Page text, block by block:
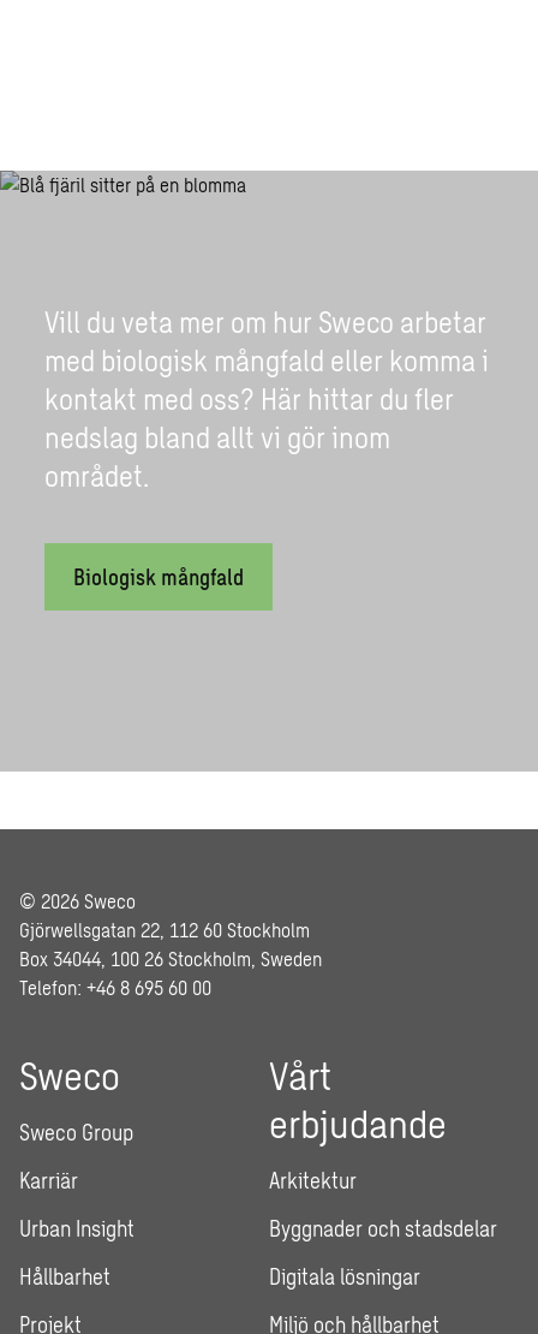
Vill du veta mer om hur Sweco arbetar
med biologisk mångfald eller komma i
kontakt med oss? Här hittar du fler
nedslag bland allt vi gör inom
området.
Biologisk mångfald
© 2026 Sweco
Gjörwellsgatan 22, 112 60 Stockholm
Box 34044, 100 26 Stockholm, Sweden
Telefon: +46 8 695 60 00
Sweco
Sweco Group
Karriär
Urban Insight
Hållbarhet
Projekt
Vårt
erbjudande
Arkitektur
Byggnader och stadsdelar
Digitala lösningar
Miljö och hållbarhet